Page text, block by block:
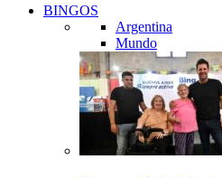
BINGOS
Argentina
Mundo